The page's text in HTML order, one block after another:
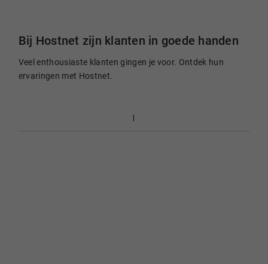
Bij Hostnet zijn klanten in goede handen
Veel enthousiaste klanten gingen je voor. Ontdek hun
ervaringen met Hostnet.